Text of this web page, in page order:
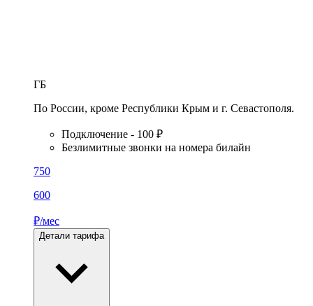
ГБ
По России, кроме Республики Крым и г. Севастополя.
Подключение - 100 ₽
Безлимитные звонки на номера билайн
750
600
₽/мес
Детали тарифа